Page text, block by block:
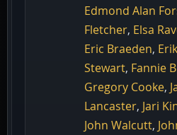
Edmond Alan
Fletcher, Elsa
Eric Braeden,
Stewart, Fannie
Gregory Cooke,
Lancaster, Jari
John Walcutt,